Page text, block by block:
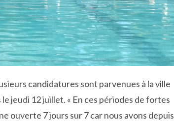
candidatures sont parvenues à la ville
jeudi 12 juillet. « En ces périodes de fortes
ouverte 7 jours sur 7 car nous avons depuis